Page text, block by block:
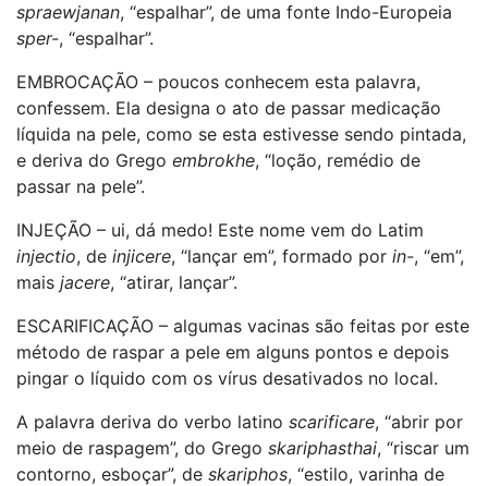
spraewjanan, “espalhar”, de uma fonte Indo-Europeia
sper-, “espalhar”.
EMBROCAÇÃO – poucos conhecem esta palavra,
confessem. Ela designa o ato de passar medicação
líquida na pele, como se esta estivesse sendo pintada,
e deriva do Grego embrokhe, “loção, remédio de
passar na pele”.
INJEÇÃO – ui, dá medo! Este nome vem do Latim
injectio, de injicere, “lançar em”, formado por in-, “em”,
mais jacere, “atirar, lançar”.
ESCARIFICAÇÃO – algumas vacinas são feitas por este
método de raspar a pele em alguns pontos e depois
pingar o líquido com os vírus desativados no local.
A palavra deriva do verbo latino scarificare, “abrir por
meio de raspagem”, do Grego skariphasthai, “riscar um
contorno, esboçar”, de skariphos, “estilo, varinha de